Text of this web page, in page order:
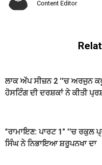
Content Editor
ਲਾਕ ਅੱਪ ਸੀਜ਼ਨ 2 ''ਚ ਅਰਜੁਨ
ਹੋਸਟਿੰਗ ਦੀ ਦਰਸ਼ਕਾਂ ਨੇ ਕੀਤੀ
"ਰਾਮਾਇਣ: ਪਾਰਟ 1" ''ਚ ਰਕੁਲ
ਸਿੰਘ ਨੇ ਨਿਭਾਇਆ ਸ਼ਰੂਪਨਖਾ ਦਾ